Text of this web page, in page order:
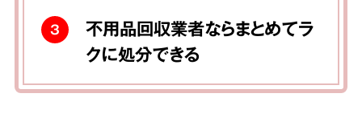
3
不用品回収業者ならまとめてラ
クに処分できる